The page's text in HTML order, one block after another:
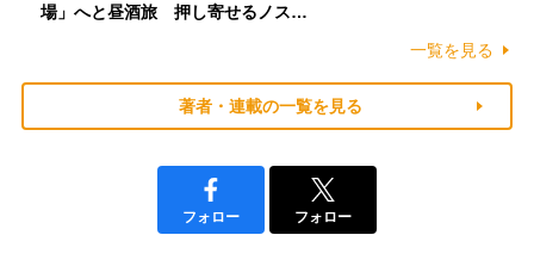
場」へと昼酒旅 押し寄せるノス…
一覧を見る
著者・連載の一覧を見る
フォロー フォロー